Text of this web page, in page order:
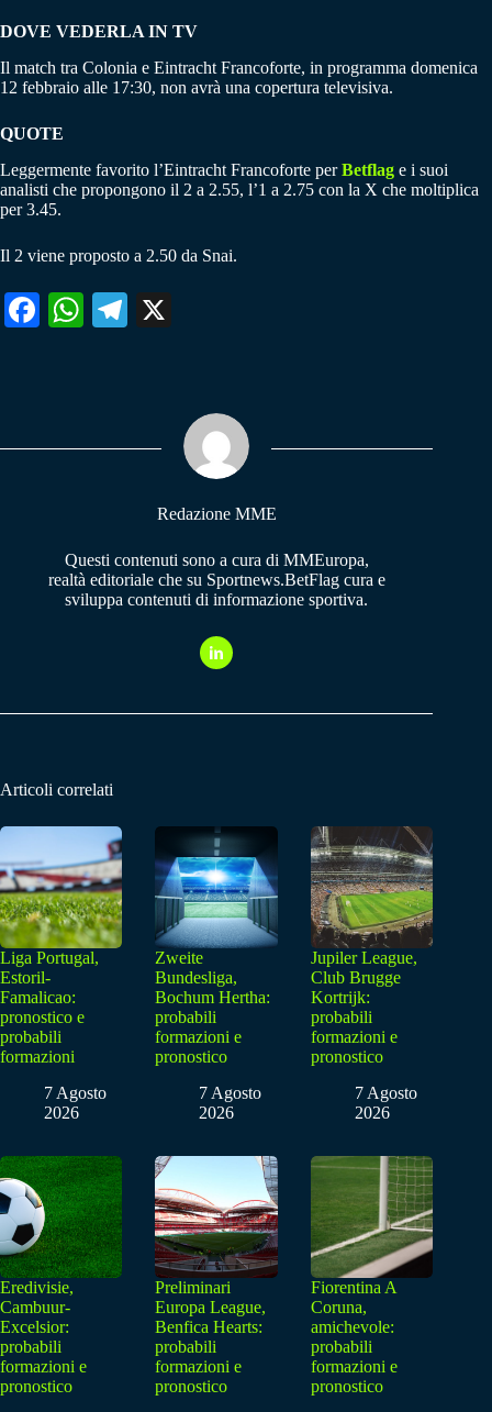
DOVE VEDERLA IN TV
Il match tra Colonia e Eintracht Francoforte, in programma domenica
12 febbraio alle 17:30, non avrà una copertura televisiva.
QUOTE
Leggermente favorito l’Eintracht Francoforte perBetflag e i suoi
analisti che propongono il 2 a 2.55, l’1 a 2.75 con la X che moltiplica
per 3.45.
Il 2 viene proposto a 2.50 da Snai.
Fa W
pp
Te
m
Redazione MME
Questi contenuti sono a cura di MMEuropa,
realtà editoriale che su Sportnews.BetFlag cura e
sviluppa contenuti di informazione sportiva.
Articoli correlati
Liga Portugal,
Estoril-
Famalicao:
pronostico e
probabili
formazioni
7 Agosto
2026
Zweite
Bundesliga,
Bochum Hertha:
probabili
formazioni e
pronostico
7 Agosto
2026
Jupiler League,
Club Brugge
Kortrijk:
probabili
formazioni e
pronostico
7 Agosto
2026
Eredivisie,
Cambuur-
Excelsior:
probabili
formazioni e
pronostico
Preliminari
Europa League,
Benfica Hearts:
probabili
formazioni e
pronostico
Fiorentina A
Coruna,
amichevole:
probabili
formazioni e
pronostico